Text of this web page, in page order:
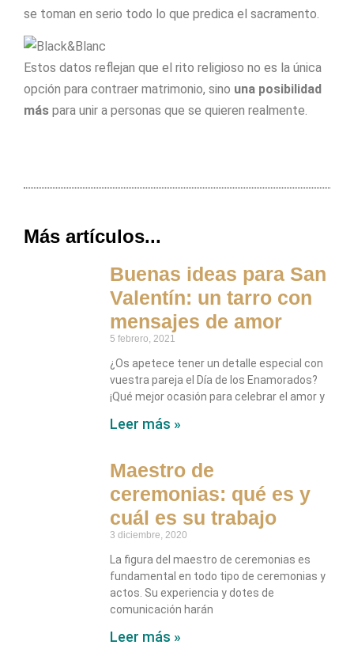
se toman en serio todo lo que predica el sacramento.
Estos datos reflejan que el rito religioso no es la única
opción para contraer matrimonio, sino una posibilidad
más para unir a personas que se quieren realmente.
Más artículos...
Buenas ideas para San
Valentín: un tarro con
mensajes de amor
5 febrero, 2021
¿Os apetece tener un detalle especial con
vuestra pareja el Día de los Enamorados?
¡Qué mejor ocasión para celebrar el amor y
Leer más »
Maestro de
ceremonias: qué es y
cuál es su trabajo
3 diciembre, 2020
La figura del maestro de ceremonias es
fundamental en todo tipo de ceremonias y
actos. Su experiencia y dotes de
comunicación harán
Leer más »